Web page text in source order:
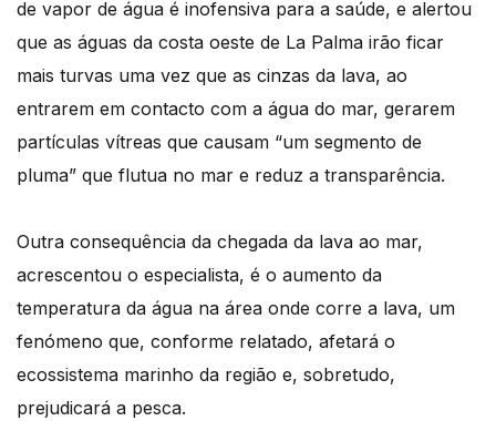
de vapor de água é inofensiva para a saúde, e alertou
que as águas da costa oeste de La Palma irão ficar
mais turvas uma vez que as cinzas da lava, ao
entrarem em contacto com a água do mar, gerarem
partículas vítreas que causam “um segmento de
pluma” que flutua no mar e reduz a transparência.
Outra consequência da chegada da lava ao mar,
acrescentou o especialista, é o aumento da
temperatura da água na área onde corre a lava, um
fenómeno que, conforme relatado, afetará o
ecossistema marinho da região e, sobretudo,
prejudicará a pesca.